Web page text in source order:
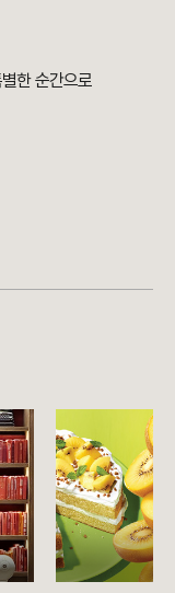
한 순간으로